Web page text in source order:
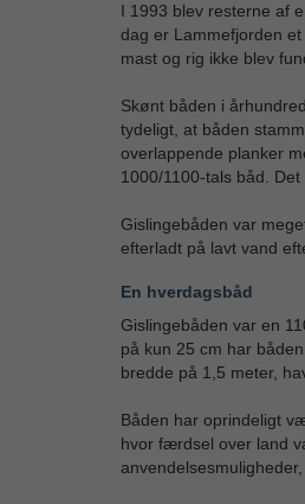
I 1993 blev resterne af
dag er Lammefjorden
mast og rig ikke blev
Skønt båden i
tydeligt, at båden
overlappende planker
1000/1100-tals båd.
Gislingebåden var
efterladt på lavt vand
En hverdagsbåd
Gislingebåden var en
på kun 25 cm har
bredde på 1,5 meter,
Båden har oprindeligt
hvor færdsel over land